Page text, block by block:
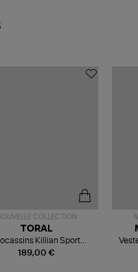
COLLECTION
189,00 €
TORAL
Killian Sport
Mousse